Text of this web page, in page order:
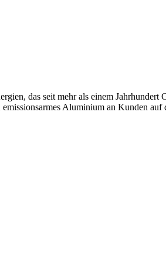
das seit mehr als einem
Aluminium an Kunden